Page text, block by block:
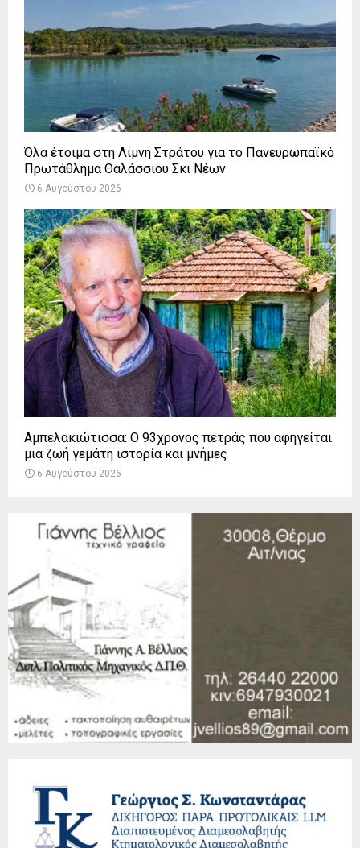
Όλα έτοιμα στη Λίμνη Στράτου για το Πανευρωπαϊκό
Πρωτάθλημα Θαλάσσιου Σκι Νέων
6 Αυγούστου 2026
Αμπελακιώτισσα: Ο 93χρονος πετράς που αφηγείται
μια ζωή γεμάτη ιστορία και μνήμες
6 Αυγούστου 2026